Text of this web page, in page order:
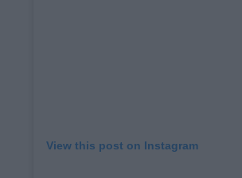
View this post on Instagram